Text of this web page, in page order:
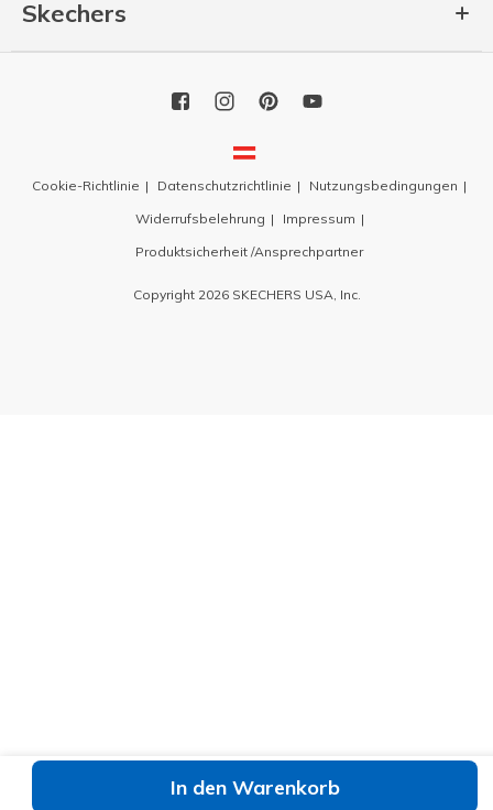
In den Warenkorb
Skechers
Cookie-Richtlinie Datenschutzrichtlinie
Nutzungsbedingungen
Widerrufsbelehrung
Impressum
Produktsicherheit /Ansprechpartner
Copyright 2026 SKECHERS USA, Inc.